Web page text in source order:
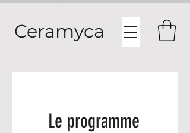
Ceramyca
Le programme